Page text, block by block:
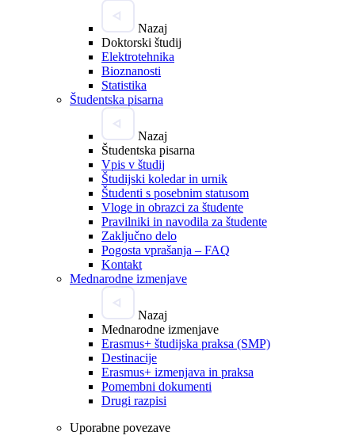
Nazaj
Doktorski študij
Elektrotehnika
Bioznanosti
Statistika
Študentska pisarna
Nazaj
Študentska pisarna
Vpis v študij
Študijski koledar in urnik
Študenti s posebnim statusom
Vloge in obrazci za študente
Pravilniki in navodila za študente
Zaključno delo
Pogosta vprašanja – FAQ
Kontakt
Mednarodne izmenjave
Nazaj
Mednarodne izmenjave
Erasmus+ študijska praksa (SMP)
Destinacije
Erasmus+ izmenjava in praksa
Pomembni dokumenti
Drugi razpisi
Uporabne povezave